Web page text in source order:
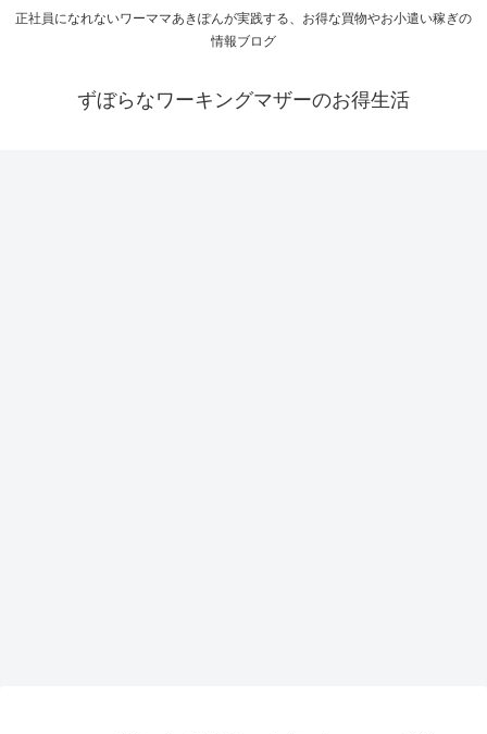
正社員になれないワーママあきぽんが実践する、お得な買物やお小遣い稼ぎの
情報ブログ
ずぼらなワーキングマザーのお得生活